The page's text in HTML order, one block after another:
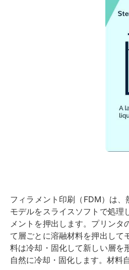
フィラメント印刷（FDM）は
モデルをスライスソフトで処理
メントを押出します。プリン
て層ごとに溶融材料を押出して
料は冷却・固化して新しい層を
自然に冷却・固化します。材料